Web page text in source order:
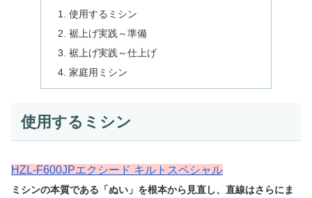
使用するミシン
裾上げ実践～準備
裾上げ実践～仕上げ
家庭用ミシン
使用するミシン
HZL-F600JPエクシード キルトスペシャル
ミシンの本質である「ぬい」を根本から見直し、直線はさらにま